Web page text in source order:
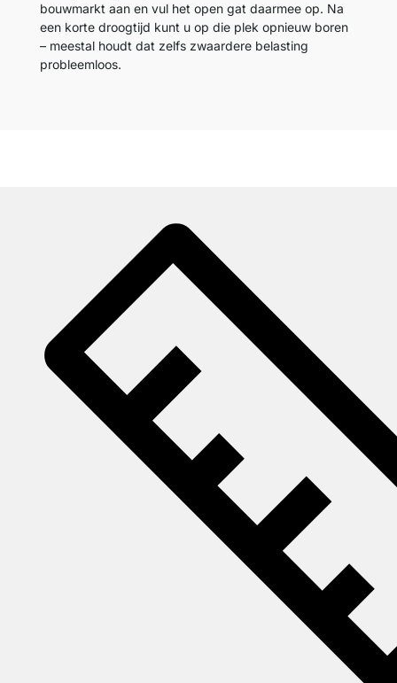
bouwmarkt aan en vul het open gat daarmee op. Na
een korte droogtijd kunt u op die plek opnieuw boren
– meestal houdt dat zelfs zwaardere belasting
probleemloos.